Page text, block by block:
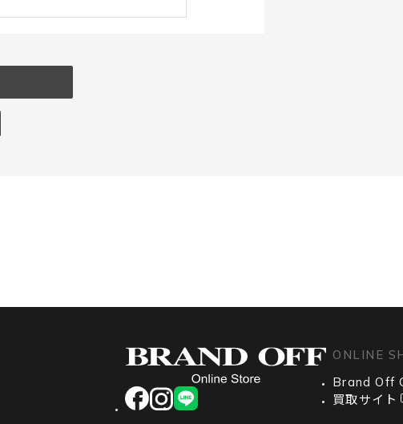
facebookinstagram
LINE
ONLINE
Brand Off
買取サイト